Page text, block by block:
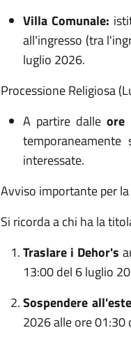
Villa Comunale:
all'ingresso (tra
luglio 2026.
Processione Religiosa
A partire dalle ore
interessate.
Avviso importante per
Si ricorda a chi ha la
Traslare i Dehor's
13:00 del 6 luglio
Sospendere
2026 alle ore